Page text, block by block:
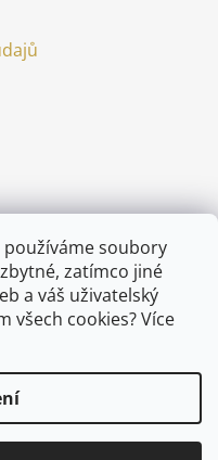
používáme soubory
zatímco jiné
a váš uživatelský
všech cookies?Více